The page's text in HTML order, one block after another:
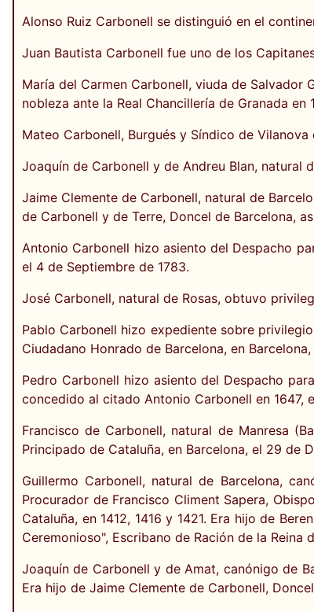
Alonso Ruiz Carbonell se distinguió en el
Juan Bautista Carbonell fue uno de los
María del Carmen Carbonell, viuda de Salvador
nobleza ante la Real Chancillería de Granada en
Mateo Carbonell, Burgués y Síndico de
Joaquín de Carbonell y de Andreu Blan, natural
Jaime Clemente de Carbonell, natural de
de Carbonell y de Terre, Doncel de Barcelona,
Antonio Carbonell hizo asiento del Despacho
el 4 de Septiembre de 1783.
José Carbonell, natural de Rosas, obtuvo
Pablo Carbonell hizo expediente sobre
Ciudadano Honrado de Barcelona, en
Pedro Carbonell hizo asiento del Despacho
concedido al citado Antonio Carbonell en 1647,
Francisco de Carbonell, natural de Manresa
Principado de Cataluña, en Barcelona, el 29 de
Guillermo Carbonell, natural de Barcelona,
Procurador de Francisco Climent Sapera,
Cataluña, en 1412, 1416 y 1421. Era hijo de
Ceremonioso", Escribano de Ración de la
Joaquín de Carbonell y de Amat, canónigo de
Era hijo de Jaime Clemente de Carbonell,